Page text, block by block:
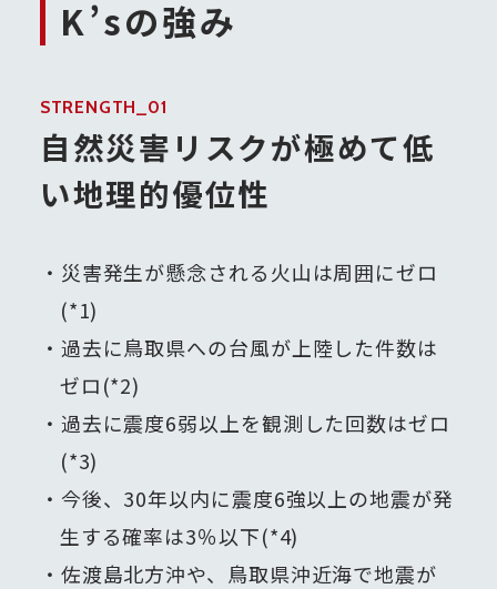
K’sの強み
STRENGTH_01
自然災害リスクが極めて低
い地理的優位性
災害発生が懸念される火山は周囲にゼロ
(*1)
過去に鳥取県への台風が上陸した件数は
ゼロ(*2)
過去に震度6弱以上を観測した回数はゼロ
(*3)
今後、30年以内に震度6強以上の地震が発
生する確率は3％以下(*4)
佐渡島北方沖や、鳥取県沖近海で地震が